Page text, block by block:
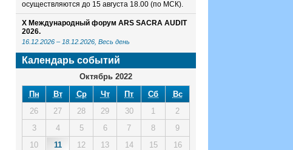
осуществляются до 15 августа 18.00 (по МСК).
X Международный форум ARS SACRA AUDIT
2026.
16.12.2026 – 18.12.2026 , Весь день
Календарь событий
Октябрь 2022
Пн
Вт Ср Чт Пт Сб
Вс
26
27 28 29 30 1
2
3
4 5 6 7 8
9
10
11 12 13 14 15
16